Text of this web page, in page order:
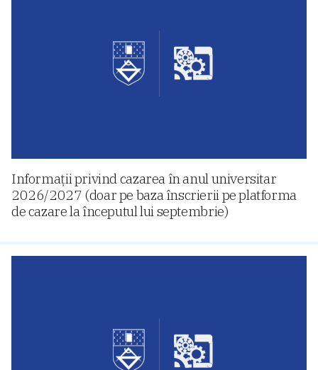
Informații privind cazarea în anul universitar
2026/2027 (doar pe baza înscrierii pe platforma
de cazare la începutul lui septembrie)